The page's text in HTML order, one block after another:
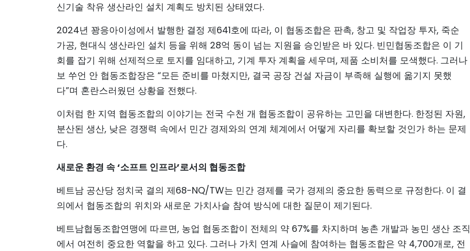
신기술 착유 생산라인 설치 계획도 방치된 상태였다.
2024년 꽝응아이성에서 발행한 결정 제641호에 따라, 이 협동조합은 판촉, 창고 및 작업장 투자, 죽순
가공, 현대식 생산라인 설치 등을 위해 28억 동이 넘는 지원을 승인받은 바 있다. 빈민협동조합은 이 기
회를 잡기 위해 선제적으로 토지를 임대하고, 기계 투자 계획을 세우며, 제품 소비처를 모색했다. 그러나
보 쑤언 안 협동조합장은 “모든 준비를 마쳤지만, 결국 공장 건설 자금이 부족해 실행에 옮기지 못했
다”며 혼란스러웠던 상황을 전했다.
이처럼 한 지역 협동조합의 이야기는 전국 수천 개 협동조합이 공유하는 고민을 대변한다. 한정된 자원,
분산된 생산, 낮은 경쟁력 속에서 민간 경제와의 연계 체계에서 어떻게 자리를 확보할 것인가 하는 문제
다.
새로운 환경 속 ‘소프트 인프라’로서의 협동조합
베트남 공산당 정치국 결의 제68-NQ/TW는 민간 경제를 국가 경제의 중요한 동력으로 규정한다. 이 결
의에서 협동조합의 위치와 새로운 가치사슬 참여 방식에 대한 질문이 제기된다.
베트남협동조합연맹에 따르면, 농업 협동조합이 전체의 약 67%를 차지하며 농촌 개발과 농민 생산 조직
에서 여전히 중요한 역할을 하고 있다. 그러나 가치 연계 사슬에 참여하는 협동조합은 약 4,700개로, 전